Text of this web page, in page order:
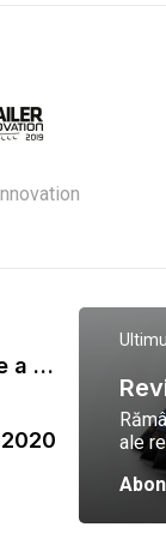
Gala Tranzit de premiere a celor mai eficienti operatori de transport marfa 2023
ale